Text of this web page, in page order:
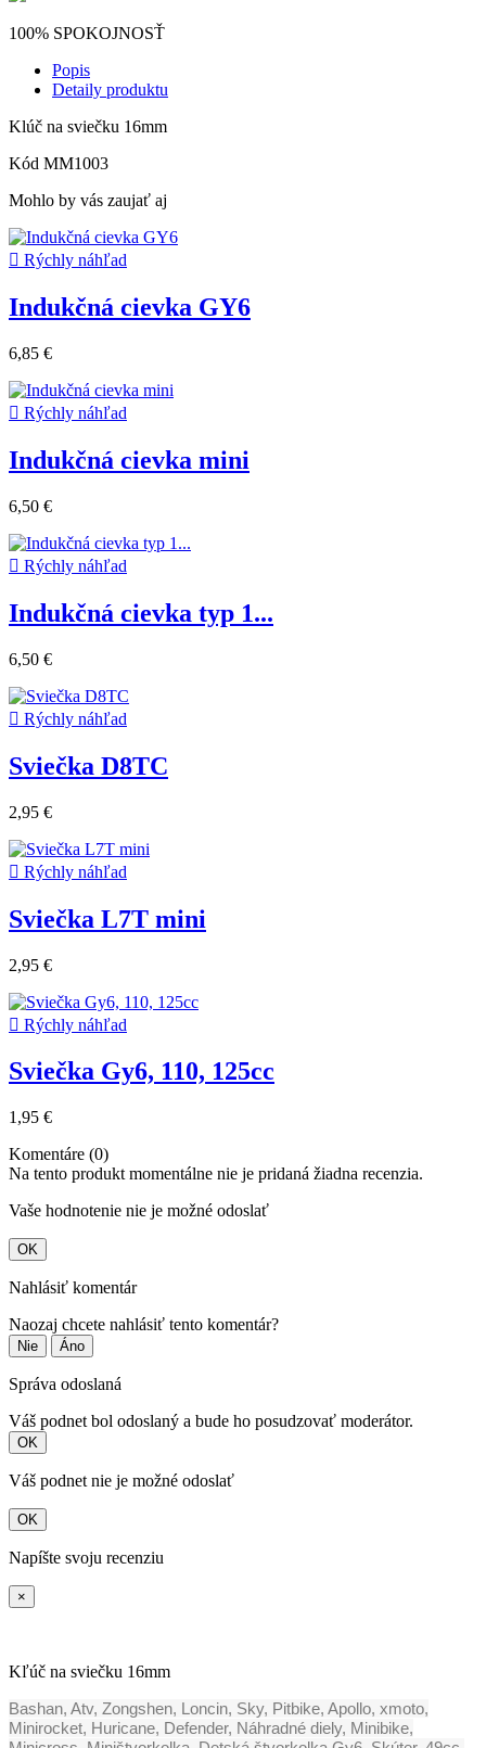
100% SPOKOJNOSŤ
Popis
Detaily produktu
Klúč na sviečku 16mm
Kód MM1003
Mohlo by vás zaujať aj
 Rýchly náhľad
Indukčná cievka GY6
6,85 €
 Rýchly náhľad
Indukčná cievka mini
6,50 €
 Rýchly náhľad
Indukčná cievka typ 1...
6,50 €
 Rýchly náhľad
Sviečka D8TC
2,95 €
 Rýchly náhľad
Sviečka L7T mini
2,95 €
 Rýchly náhľad
Sviečka Gy6, 110, 125cc
1,95 €
Komentáre (0)
Na tento produkt momentálne nie je pridaná žiadna recenzia.
Vaše hodnotenie nie je možné odoslať
OK
Nahlásiť komentár
Naozaj chcete nahlásiť tento komentár?
Nie Áno
Správa odoslaná
Váš podnet bol odoslaný a bude ho posudzovať moderátor.
OK
Váš podnet nie je možné odoslať
OK
Napíšte svoju recenziu
×
Kľúč na sviečku 16mm
Bashan, Atv, Zongshen, Loncin, Sky, Pitbike, Apollo, xmoto,
Minirocket, Huricane, Defender, Náhradné diely, Minibike,